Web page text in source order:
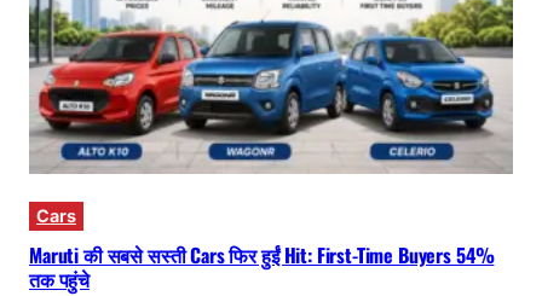
Cars
Maruti की सबसे सस्ती Cars फिर हुईं Hit: First-Time Buyers 54%
तक पहुंचे